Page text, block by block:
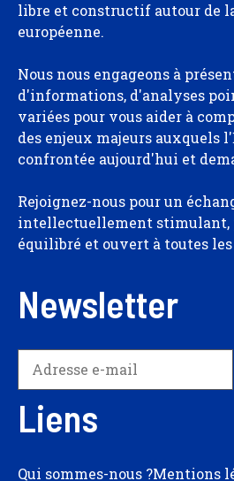
libre et constructif autour de
européenne.
Nous nous engageons à
d'informations, d'analyses
variées pour vous aider à
des enjeux majeurs auxquels
confrontée aujourd'hui et
Rejoignez-nous pour un
intellectuellement stimulant,
équilibré et ouvert à toutes
Newsletter
Liens
Qui sommes-nous ?Mentions